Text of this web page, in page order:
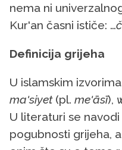
nema ni
Kur'an časni ističe: …
Definicija grijeha
U islamskim
ma'siyet(pl. me'āsī),
U literaturi se
pogubnosti grijeha,